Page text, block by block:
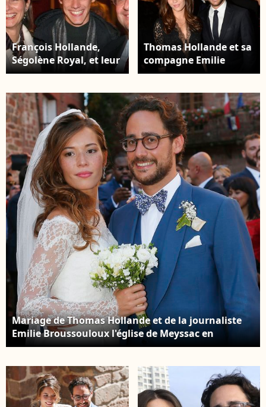
François Hollande,
Ségolène Royal, et leur
fils Thomas Hollande
première du dernier
film de Claude Berri,
'L'un reste, l'autre
part', au cinéma UGC
Publicis à Paris,
France, le 11 janvier
2005. Photo par Bruno
Klein/Abaca
Thomas Hollande et sa
compagne Emilie
Broussouloux à la
"Hommes de l'Année
GQ" au musée d'Orsay
à Paris, le 23 novembre
2016. © Rachid
Bellak/Bestimage
Mariage de Thomas Hollande et de la journaliste
Emilie Broussouloux l'église de Meyssac en
Corrèze, près de Brive, ville d'Emiie. Le 8 Septembre
Bestimage